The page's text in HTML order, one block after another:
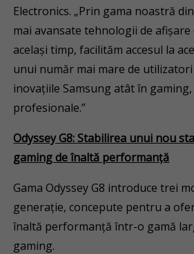
Electronics. „Prin gama noastră
mai avansate tehnologii de afișare
același timp, facilităm accesul la
unui număr mai mare de
inovațiile Samsung atât în gaming,
profesionale.”
Odyssey G8: Stabilirea unui nou
gaming de înaltă performanță
Gama Odyssey G8 introduce trei
generație, concepute pentru a
înaltă performanță într-o gamă
gaming.